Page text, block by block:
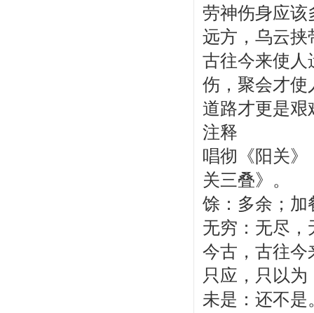
劳神伤身应该
远方，乌云挟
古往今来使人
伤，聚会才使
道路才更是艰
注释
唱彻《阳关
关三叠》。
馀：多余；加
无穷：无尽，
今古，古往今
只应，只以为
未是：还不是